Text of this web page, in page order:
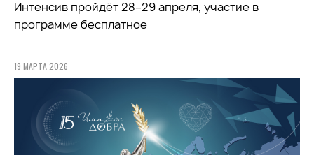
Интенсив пройдёт 28–29 апреля, участие в
программе бесплатное
19 МАРТА 2026